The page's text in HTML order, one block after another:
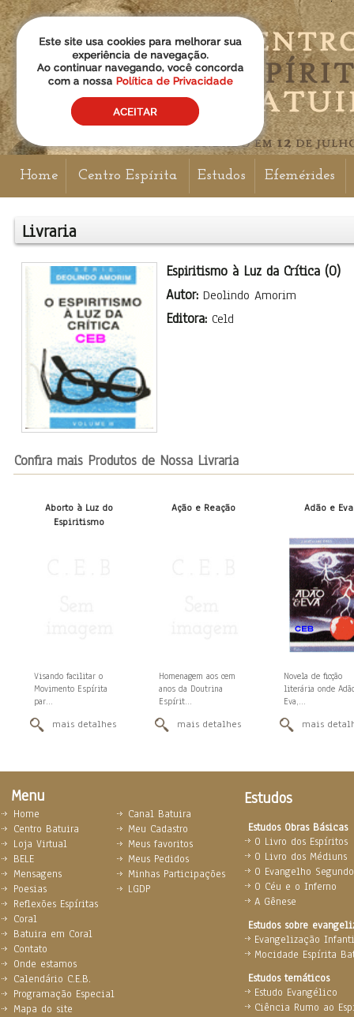
Home Centro Espírita Estudos Efemérides
Livraria
Espiritismo à Luz da Crítica (O)
Autor: Deolindo Amorim
Editora: Celd
Confira mais Produtos de Nossa Livraria
Aborto à Luz do
Espiritismo
Visando facilitar o
Movimento Espírita
par...
mais detalhes
Ação e Reação
Homenagem aos cem
anos da Doutrina
Espírit...
mais detalhes
Adão e Eva
Novela de ficção
literária onde
Eva,...
mais
Menu Estudos
Estudos Obras Básicas
O Livro dos Espíritos
O Livro dos Médiuns
O Evangelho
O Céu e o Inferno
A Gênese
Estudos sobre
Evangelização
Mocidade Espírita
Estudos temáticos
Estudo Evangélico
Ciência Rumo ao
Home
Centro Batuira
Loja Virtual
BELE
Mensagens
Poesias
Reflexões Espíritas
Coral
Batuira em Coral
Contato
Onde estamos
Calendário C.E.B.
Programação Especial
Mapa do site
Canal Batuira
Meu Cadastro
Meus favoritos
Meus Pedidos
Minhas Participações
LGDP